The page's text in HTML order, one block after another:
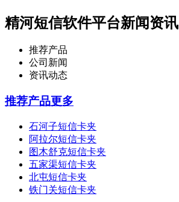
精河短信软件平台新闻资讯
推荐产品
公司新闻
资讯动态
推荐产品更多
石河子短信卡夹
阿拉尔短信卡夹
图木舒克短信卡夹
五家渠短信卡夹
北屯短信卡夹
铁门关短信卡夹